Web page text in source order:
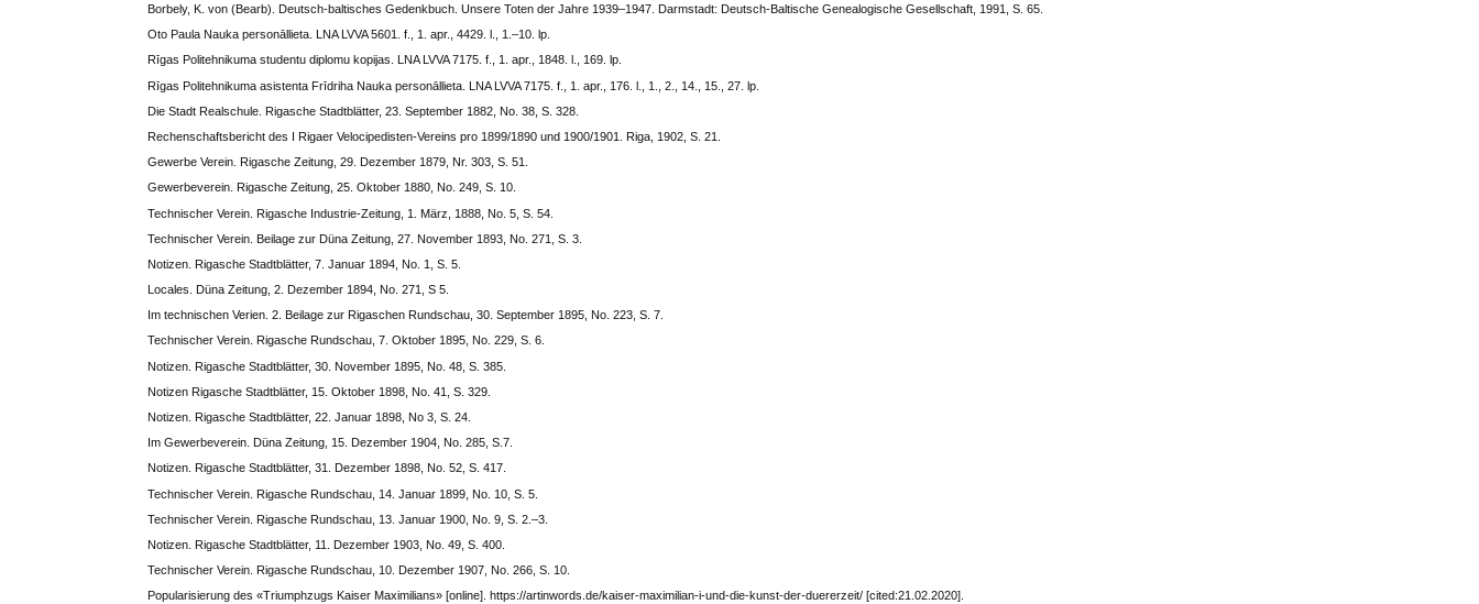
Borbely, K. von (Bearb). Deutsch-baltisches Gedenkbuch. Unsere Toten der Jahre 1939–1947. Darmstadt: Deutsch-Baltische Genealogische Gesellschaft, 1991, S. 65.
Oto Paula Nauka personāllieta. LNA LVVA 5601. f., 1. apr., 4429. l., 1.–10. lp.
Rīgas Politehnikuma studentu diplomu kopijas. LNA LVVA 7175. f., 1. apr., 1848. l., 169. lp.
Rīgas Politehnikuma asistenta Frīdriha Nauka personāllieta. LNA LVVA 7175. f., 1. apr., 176. l., 1., 2., 14., 15., 27. lp.
Die Stadt Realschule. Rigasche Stadtblätter, 23. September 1882, No. 38, S. 328.
Rechenschaftsbericht des I Rigaer Velocipedisten-Vereins pro 1899/1890 und 1900/1901. Riga, 1902, S. 21.
Gewerbe Verein. Rigasche Zeitung, 29. Dezember 1879, Nr. 303, S. 51.
Gewerbeverein. Rigasche Zeitung, 25. Oktober 1880, No. 249, S. 10.
Technischer Verein. Rigasche Industrie-Zeitung, 1. März, 1888, No. 5, S. 54.
Technischer Verein. Beilage zur Düna Zeitung, 27. November 1893, No. 271, S. 3.
Notizen. Rigasche Stadtblätter, 7. Januar 1894, No. 1, S. 5.
Locales. Düna Zeitung, 2. Dezember 1894, No. 271, S 5.
Im technischen Verien. 2. Beilage zur Rigaschen Rundschau, 30. September 1895, No. 223, S. 7.
Technischer Verein. Rigasche Rundschau, 7. Oktober 1895, No. 229, S. 6.
Notizen. Rigasche Stadtblätter, 30. November 1895, No. 48, S. 385.
Notizen Rigasche Stadtblätter, 15. Oktober 1898, No. 41, S. 329.
Notizen. Rigasche Stadtblätter, 22. Januar 1898, No 3, S. 24.
Im Gewerbeverein. Düna Zeitung, 15. Dezember 1904, No. 285, S.7.
Notizen. Rigasche Stadtblätter, 31. Dezember 1898, No. 52, S. 417.
Technischer Verein. Rigasche Rundschau, 14. Januar 1899, No. 10, S. 5.
Technischer Verein. Rigasche Rundschau, 13. Januar 1900, No. 9, S. 2.–3.
Notizen. Rigasche Stadtblätter, 11. Dezember 1903, No. 49, S. 400.
Technischer Verein. Rigasche Rundschau, 10. Dezember 1907, No. 266, S. 10.
Popularisierung des «Triumphzugs Kaiser Maximilians» [online]. https://artinwords.de/kaiser-maximilian-i-und-die-kunst-der-duererzeit/ [cited:21.02.2020].